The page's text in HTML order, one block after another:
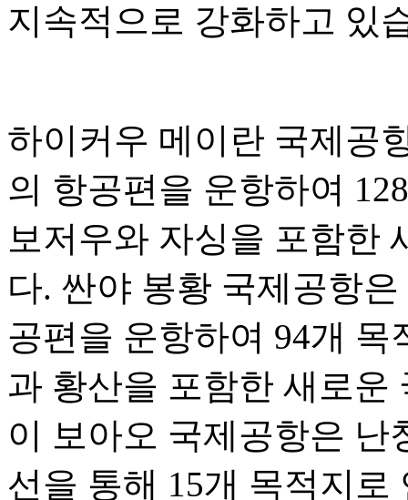
지속적으로 강화하고 있
하이커우 메이란 국제공
의 항공편을 운항하여
보저우와 자싱을 포함한
다. 싼야 봉황 국제공항
공편을 운항하여 94개
과 황산을 포함한 새로운
이 보아오 국제공항은 난
선을 통해 15개 목적지